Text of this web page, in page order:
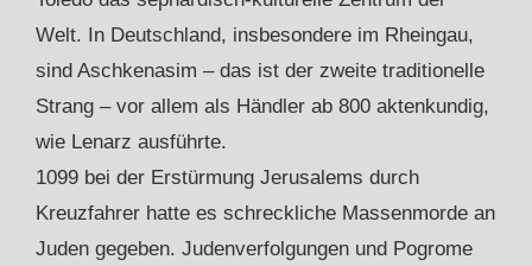
Welt. In Deutschland, insbesondere im Rheingau,
sind Aschkenasim – das ist der zweite traditionelle
Strang – vor allem als Händler ab 800 aktenkundig,
wie Lenarz ausführte.
1099 bei der Erstürmung Jerusalems durch
Kreuzfahrer hatte es schreckliche Massenmorde an
Juden gegeben. Judenverfolgungen und Pogrome